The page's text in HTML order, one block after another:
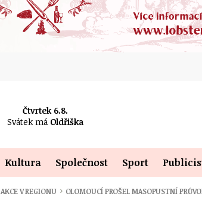
Čtvrtek 6.8.
Svátek má Oldřiška
Kultura Společnost Sport
AKCE V REGIONU › OLOMOUCÍ PROŠEL MASOPUSTNÍ